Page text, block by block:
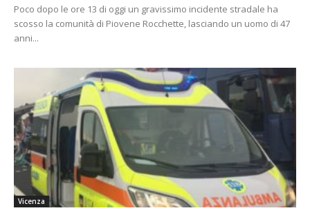
Poco dopo le ore 13 di oggi un gravissimo incidente stradale ha
scosso la comunità di Piovene Rocchette, lasciando un uomo di 47
anni...
Vicenza